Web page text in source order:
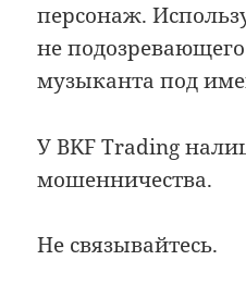
персонаж.
не
музыканта под
У BKF Trading
мошенничества.
Не связывайтесь.